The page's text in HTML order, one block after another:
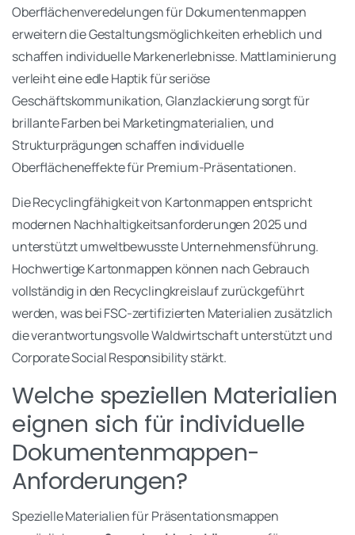
Oberflächenveredelungen für Dokumentenmappen
erweitern die Gestaltungsmöglichkeiten erheblich und
schaffen individuelle Markenerlebnisse. Mattlaminierung
verleiht eine edle Haptik für seriöse
Geschäftskommunikation, Glanzlackierung sorgt für
brillante Farben bei Marketingmaterialien, und
Strukturprägungen schaffen individuelle
Oberflächeneffekte für Premium-Präsentationen.
Die Recyclingfähigkeit von Kartonmappen entspricht
modernen Nachhaltigkeitsanforderungen 2025 und
unterstützt umweltbewusste Unternehmensführung.
Hochwertige Kartonmappen können nach Gebrauch
vollständig in den Recyclingkreislauf zurückgeführt
werden, was bei FSC-zertifizierten Materialien zusätzlich
die verantwortungsvolle Waldwirtschaft unterstützt und
Corporate Social Responsibility stärkt.
Welche speziellen Materialien
eignen sich für individuelle
Dokumentenmappen-
Anforderungen?
Spezielle Materialien für Präsentationsmappen